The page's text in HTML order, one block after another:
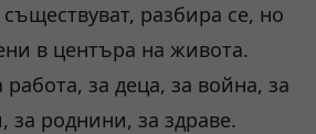
разбира се, но
в центъра на живота.
за деца, за война, за
за роднини, за здраве.